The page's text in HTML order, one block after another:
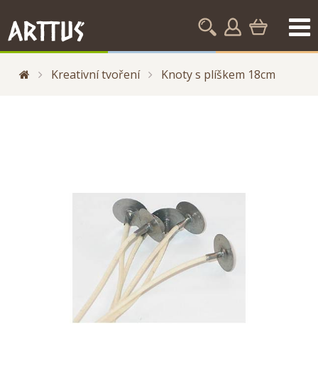
Kreativní tvoření Knoty s plíškem 18cm